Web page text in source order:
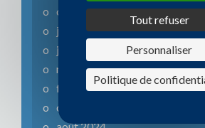
octobre 2025
juillet 2025
juin 2025
mars 2025
février 2025
octobre 2024
Tout refuser
Personnaliser
Politique de